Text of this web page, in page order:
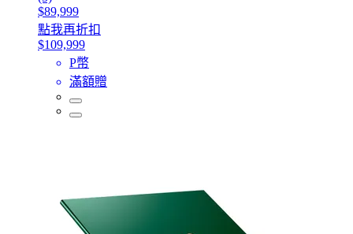
$89,999
點我再折扣
$109,999
P幣
滿額贈